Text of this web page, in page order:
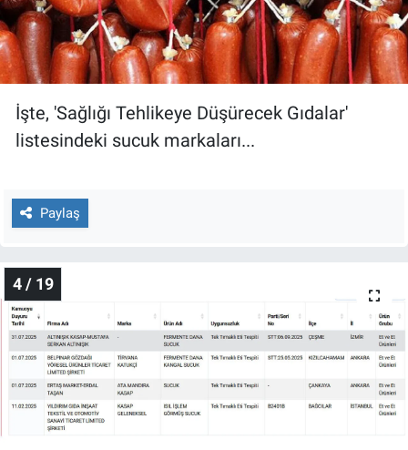
İşte, 'Sağlığı Tehlikeye Düşürecek Gıdalar'
listesindeki sucuk markaları...
Paylaş
4 / 19